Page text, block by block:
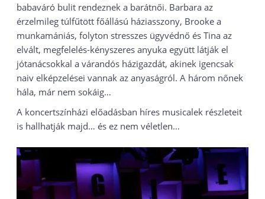
babaváró bulit rendeznek a barátnői. Barbara az
érzelmileg túlfűtött főállású háziasszony, Brooke a
munkamániás, folyton stresszes ügyvédnő és Tina az
elvált, megfelelés-kényszeres anyuka együtt látják el
jótanácsokkal a várandós házigazdát, akinek igencsak
naiv elképzelései vannak az anyaságról. A három nőnek
hála, már nem sokáig…
A koncertszínházi előadásban híres musicalek részleteit
is hallhatják majd… és ez nem véletlen…